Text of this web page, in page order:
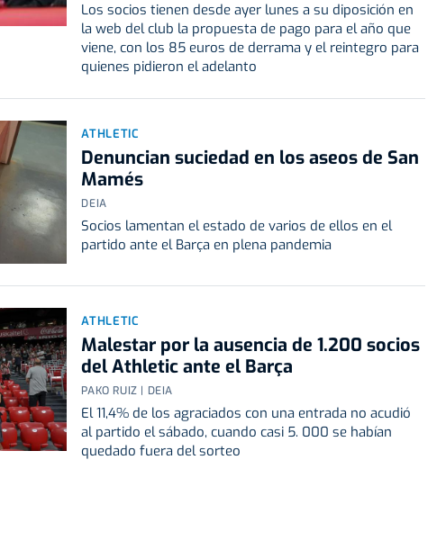
Los socios tienen desde ayer lunes a su diposición en
la web del club la propuesta de pago para el año que
viene, con los 85 euros de derrama y el reintegro para
quienes pidieron el adelanto
ATHLETIC
Denuncian suciedad en los aseos de San
Mamés
DEIA
Socios lamentan el estado de varios de ellos en el
partido ante el Barça en plena pandemia
ATHLETIC
Malestar por la ausencia de 1.200 socios
del Athletic ante el Barça
PAKO RUIZ | DEIA
El 11,4% de los agraciados con una entrada no acudió
al partido el sábado, cuando casi 5. 000 se habían
quedado fuera del sorteo